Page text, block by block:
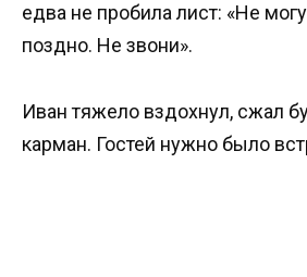
едва не пробила лист: «Не
поздно. Не звони».
Иван тяжело вздохнул, сжал
карман. Гостей нужно было